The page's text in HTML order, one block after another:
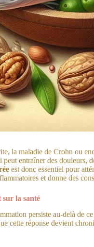
la maladie de Crohn ou
entraîner des
est donc essentiel pour
et donne des
la santé
persiste au-delà de
cette réponse devient